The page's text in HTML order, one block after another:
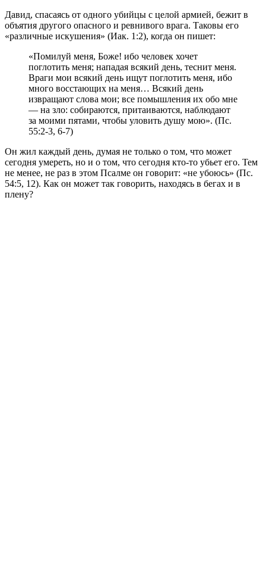
Давид, спасаясь от одного убийцы с целой армией, бежит в
объятия другого опасного и ревнивого врага. Таковы его
«различные искушения» (Иак. 1:2), когда он пишет:
«Помилуй меня, Боже! ибо человек хочет
поглотить меня; нападая всякий день, теснит меня.
Враги мои всякий день ищут поглотить меня, ибо
много восстающих на меня… Всякий день
извращают слова мои; все помышления их обо мне
— на зло: собираются, притаиваются, наблюдают
за моими пятами, чтобы уловить душу мою». (Пс.
55:2-3, 6-7)
Он жил каждый день, думая не только о том, что может
сегодня умереть, но и о том, что сегодня кто-то убьет его. Тем
не менее, не раз в этом Псалме он говорит: «не убоюсь» (Пс.
54:5, 12). Как он может так говорить, находясь в бегах и в
плену?